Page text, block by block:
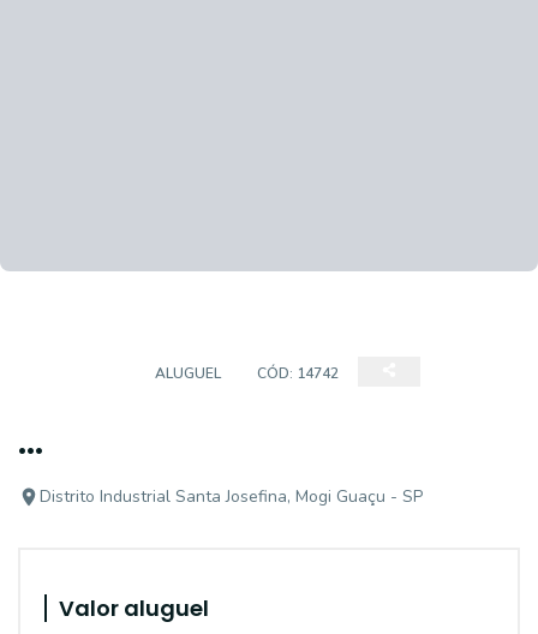
ALUGUEL CÓD: 14742
...
Distrito Industrial Santa Josefina, Mogi Guaçu - SP
Valor aluguel